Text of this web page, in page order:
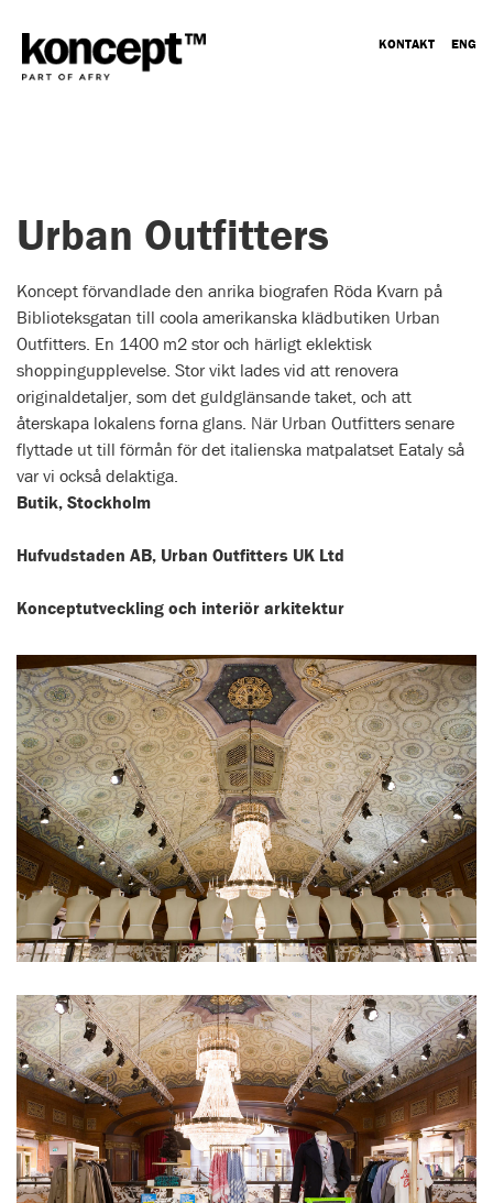
KONTAKT ENG
Urban Outfitters
Koncept förvandlade den anrika biografen Röda Kvarn på
Biblioteksgatan till coola amerikanska klädbutiken Urban
Outfitters. En 1400 m2 stor och härligt eklektisk
shoppingupplevelse. Stor vikt lades vid att renovera
originaldetaljer, som det guldglänsande taket, och att
återskapa lokalens forna glans. När Urban Outfitters senare
flyttade ut till förmån för det italienska matpalatset Eataly så
var vi också delaktiga.
Butik, Stockholm
Hufvudstaden AB, Urban Outfitters UK Ltd
Konceptutveckling och interiör arkitektur